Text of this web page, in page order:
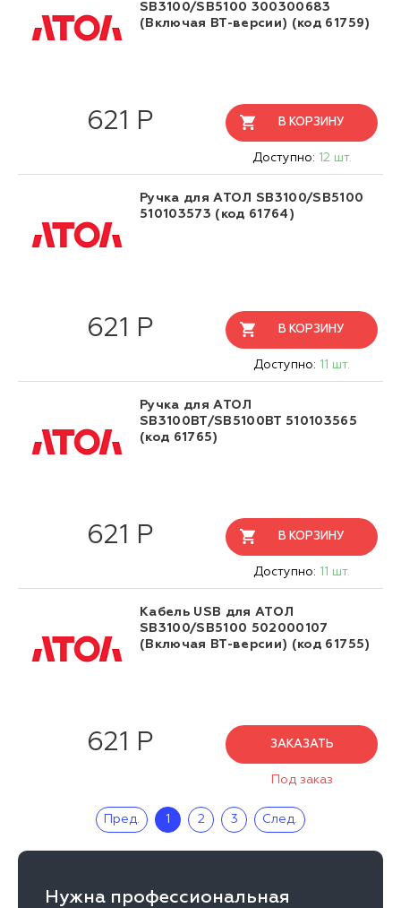
SB3100/SB5100 300300683
(Включая BT-версии) (код 61759)
621 Р В КОРЗИНУ
Доступно: 12 шт.
Ручка для АТОЛ SB3100/SB5100
510103573 (код 61764)
621 Р В КОРЗИНУ
Доступно: 11 шт.
Ручка для АТОЛ
SB3100BT/SB5100BT 510103565
(код 61765)
621 Р В КОРЗИНУ
Доступно: 11 шт.
Кабель USB для АТОЛ
SB3100/SB5100 502000107
(Включая BT-версии) (код 61755)
621 Р ЗАКАЗАТЬ
Под заказ
Пред. 1 2 3 След.
Нужна профессиональная